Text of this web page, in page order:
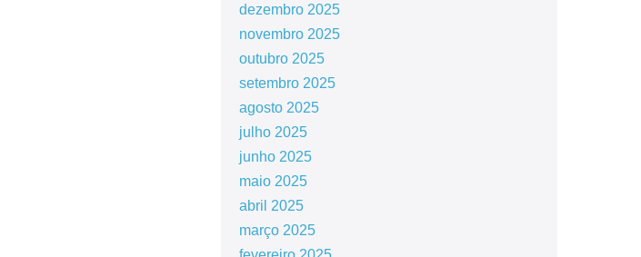
dezembro 2025
novembro 2025
outubro 2025
setembro 2025
agosto 2025
julho 2025
junho 2025
maio 2025
abril 2025
março 2025